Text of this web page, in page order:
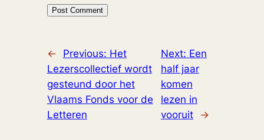
← Previous: Het
Lezerscollectief wordt
gesteund door het
Vlaams Fonds voor de
Letteren
Next: Een
half jaar
komen
lezen in
vooruit
→